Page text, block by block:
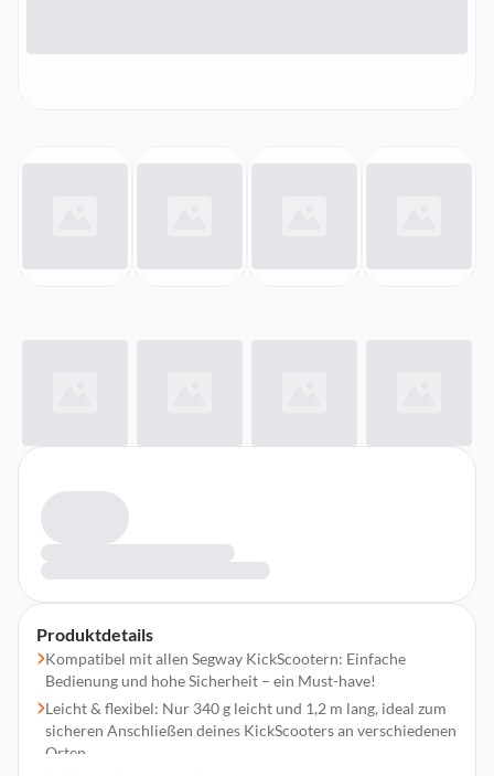
Produktdetails
Kompatibel mit allen Segway KickScootern: Einfache
Bedienung und hohe Sicherheit – ein Must-have!
Leicht & flexibel: Nur 340 g leicht und 1,2 m lang, ideal zum
sicheren Anschließen deines KickScooters an verschiedenen
Orten